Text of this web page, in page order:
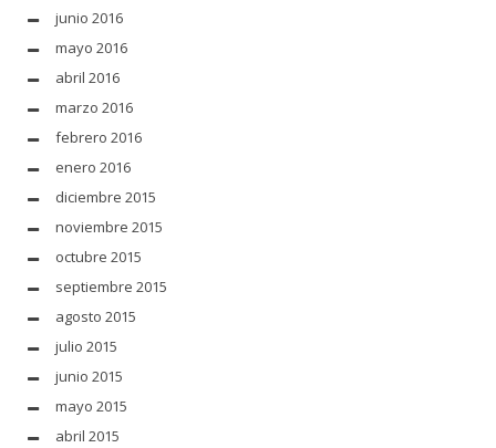
junio 2016
mayo 2016
abril 2016
marzo 2016
febrero 2016
enero 2016
diciembre 2015
noviembre 2015
octubre 2015
septiembre 2015
agosto 2015
julio 2015
junio 2015
mayo 2015
abril 2015